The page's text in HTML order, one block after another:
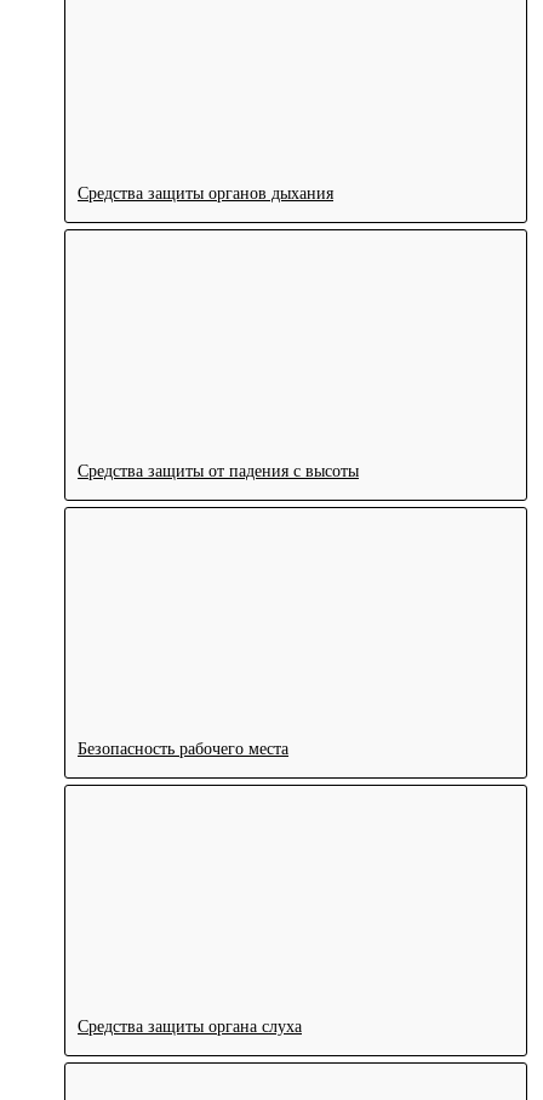
Средства защиты органов дыхания
Средства защиты от падения с высоты
Безопасность рабочего места
Средства защиты органа слуха